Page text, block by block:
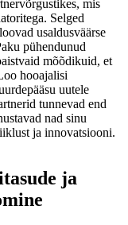
mis
Selged
usaldusväärse
pühendunud
mõõdikuid, et
hooajalisi
uutele
tunnevad end
nad sinu
ja innovatsiooni.
ja